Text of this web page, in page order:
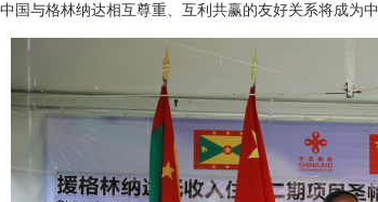
国与格林纳达相互尊重、互利共赢的友好关系将成为